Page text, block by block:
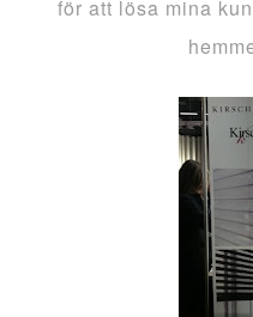
för att lösa mina